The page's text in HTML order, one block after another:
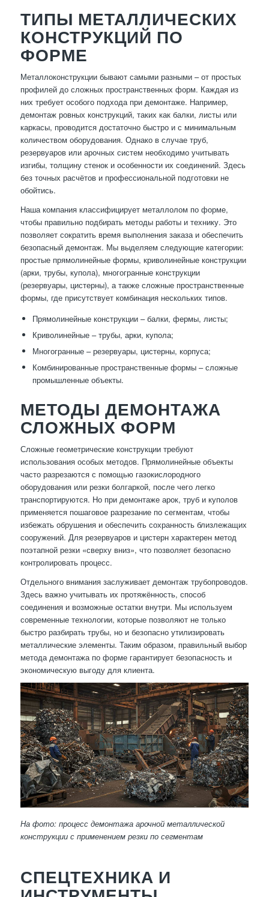
ТИПЫ МЕТАЛЛИЧЕСКИХ
КОНСТРУКЦИЙ ПО
ФОРМЕ
Металлоконструкции бывают самыми разными – от простых
профилей до сложных пространственных форм. Каждая из
них требует особого подхода при демонтаже. Например,
демонтаж ровных конструкций, таких как балки, листы или
каркасы, проводится достаточно быстро и с минимальным
количеством оборудования. Однако в случае труб,
резервуаров или арочных систем необходимо учитывать
изгибы, толщину стенок и особенности их соединений. Здесь
без точных расчётов и профессиональной подготовки не
обойтись.
Наша компания классифицирует металлолом по форме,
чтобы правильно подбирать методы работы и технику. Это
позволяет сократить время выполнения заказа и обеспечить
безопасный демонтаж. Мы выделяем следующие категории:
простые прямолинейные формы, криволинейные конструкции
(арки, трубы, купола), многогранные конструкции
(резервуары, цистерны), а также сложные пространственные
формы, где присутствует комбинация нескольких типов.
Прямолинейные конструкции – балки, фермы, листы;
Криволинейные – трубы, арки, купола;
Многогранные – резервуары, цистерны, корпуса;
Комбинированные пространственные формы – сложные
промышленные объекты.
МЕТОДЫ ДЕМОНТАЖА
СЛОЖНЫХ ФОРМ
Сложные геометрические конструкции требуют
использования особых методов. Прямолинейные объекты
часто разрезаются с помощью газокислородного
оборудования или резки болгаркой, после чего легко
транспортируются. Но при демонтаже арок, труб и куполов
применяется пошаговое разрезание по сегментам, чтобы
избежать обрушения и обеспечить сохранность близлежащих
сооружений. Для резервуаров и цистерн характерен метод
поэтапной резки «сверху вниз», что позволяет безопасно
контролировать процесс.
Отдельного внимания заслуживает демонтаж трубопроводов.
Здесь важно учитывать их протяжённость, способ
соединения и возможные остатки внутри. Мы используем
современные технологии, которые позволяют не только
быстро разбирать трубы, но и безопасно утилизировать
металлические элементы. Таким образом, правильный выбор
метода демонтажа по форме гарантирует безопасность и
экономическую выгоду для клиента.
На фото: процесс демонтажа арочной металлической
конструкции с применением резки по сегментам
СПЕЦТЕХНИКА И